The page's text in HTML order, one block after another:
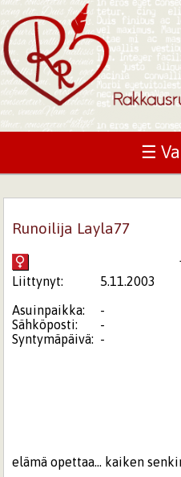
☰
Runoilija Layla77
Liittynyt:
5.11.2003
Asuinpaikka:
-
Sähköposti:
-
Syntymäpäivä: -
elämä opettaa... kaiken